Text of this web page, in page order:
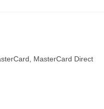
MasterCard Direct